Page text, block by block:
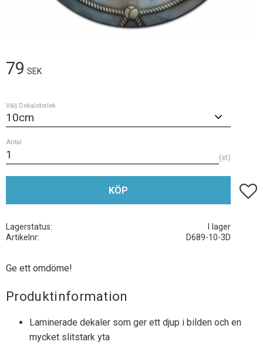
79 SEK
Välj Dekalstorlek
Antal
st
KÖP Lägg
Lagerstatus
I lager
Artikelnr
D689-10-3D
Ge ett omdöme!
Produktinformation
Laminerade dekaler som ger ett djup i bilden och en
mycket slitstark yta